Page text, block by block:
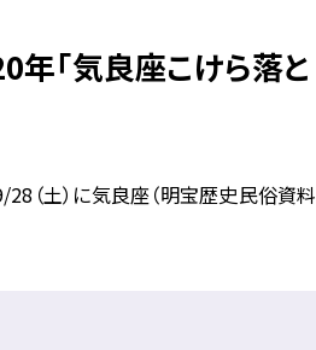
「気良座こけら落と
（土）に気良座（明宝歴史民俗資料